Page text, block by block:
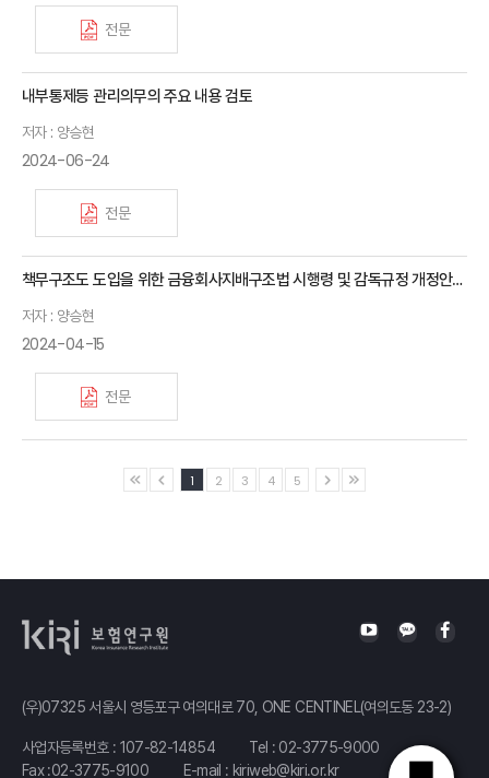
전문
내부통제등 관리의무의 주요 내용 검토
저자 : 양승현
2024-06-24
전문
책무구조도 도입을 위한 금융회사지배구조법 시행령 및 감독규정 개정안의 주요 내용
저자 : 양승현
2024-04-15
전문
1 2 3 4 5
(우)07325 서울시 영등포구 여의대로 70, ONE CENTINEL(여의도동 23-2)
사업자등록번호 : 107-82-14854 Tel : 02-3775-9000
Fax :02-3775-9100
E-mail : kiriweb@kiri.or.kr